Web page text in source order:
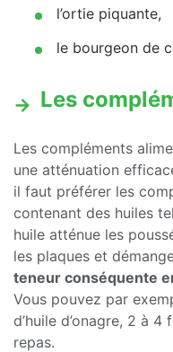
l’ortie piquante,
le bourgeon de
Les
Les compléments
une atténuation
il faut préférer les
contenant des huiles
huile atténue les
les plaques et
teneur conséquente
Vous pouvez par
d’huile d’onagre, 2 à
repas.